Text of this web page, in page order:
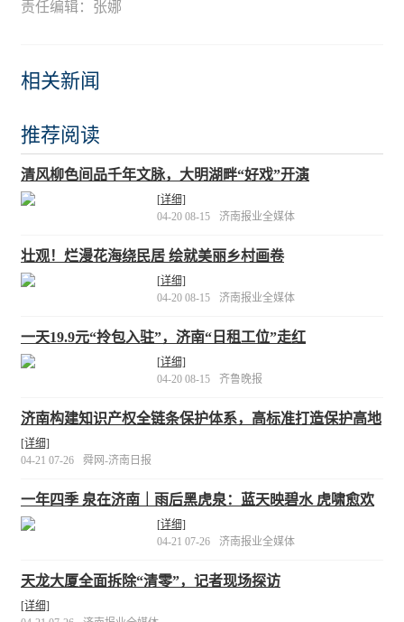
责任编辑：张娜
相关新闻
推荐阅读
清风柳色间品千年文脉，大明湖畔“好戏”开演
[详细]
04-20 08-15
济南报业全媒体
壮观！烂漫花海绕民居 绘就美丽乡村画卷
[详细]
04-20 08-15
济南报业全媒体
一天19.9元“拎包入驻”，济南“日租工位”走红
[详细]
04-20 08-15
齐鲁晚报
济南构建知识产权全链条保护体系，高标准打造保护高地
[详细]
04-21 07-26
舜网-济南日报
一年四季 泉在济南｜雨后黑虎泉：蓝天映碧水 虎啸愈欢
腾
[详细]
04-21 07-26
济南报业全媒体
天龙大厦全面拆除“清零”，记者现场探访
[详细]